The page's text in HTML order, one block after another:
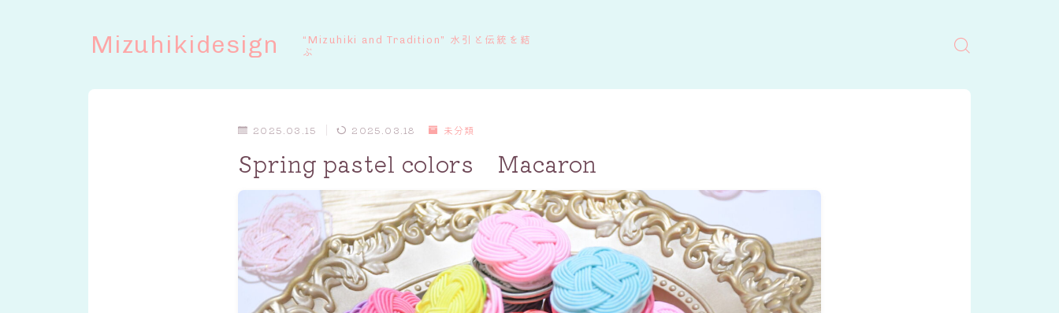
Mizuhikidesign
“Mizuhiki and Tradition” 水引と伝統を結
ぶ
2025.03.15 2025.03.18 未分類
Spring pastel colors Macaron